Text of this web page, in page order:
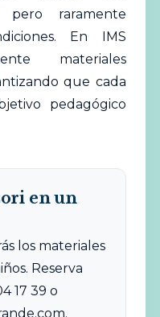
raramente
En IMS
materiales
que cada
pedagógico
en un
los materiales
Reserva
17 39 o
.